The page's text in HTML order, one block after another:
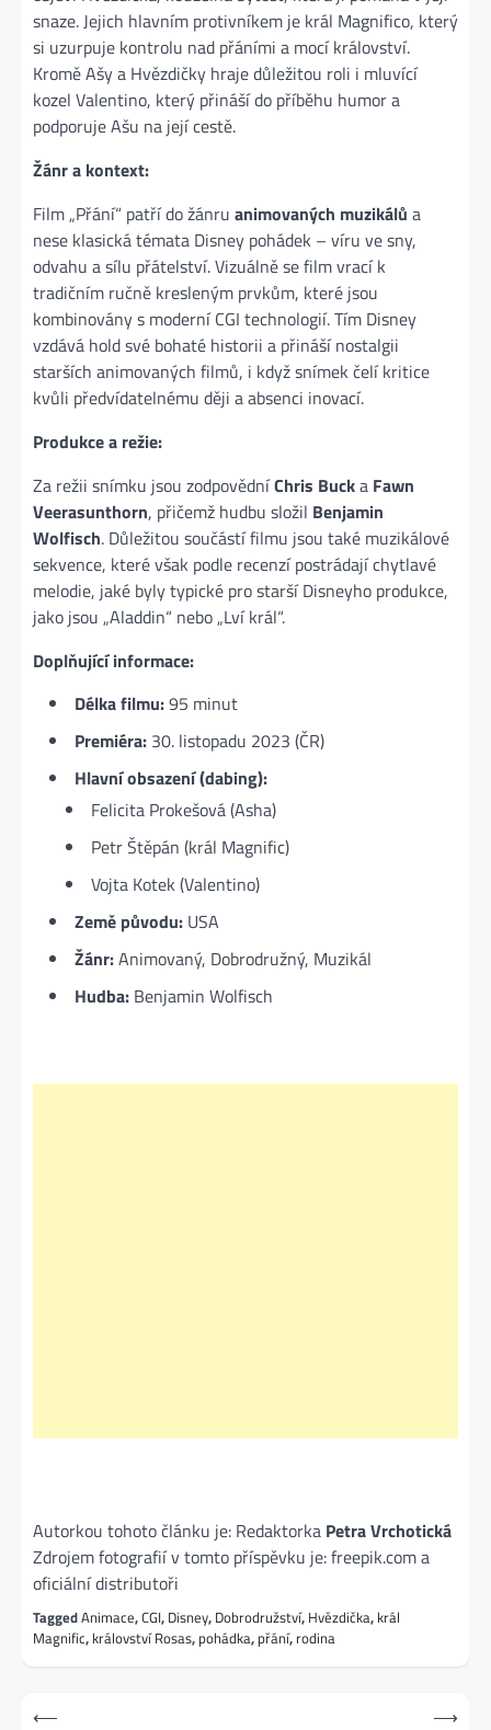
snaze. Jejich hlavním protivníkem je král Magnifico, který
si uzurpuje kontrolu nad přáními a mocí království.
Kromě Ašy a Hvězdičky hraje důležitou roli i mluvící
kozel Valentino, který přináší do příběhu humor a
podporuje Ašu na její cestě​.
Žánr a kontext:
Film „Přání“ patří do žánru animovaných muzikálů a
nese klasická témata Disney pohádek – víru ve sny,
odvahu a sílu přátelství. Vizuálně se film vrací k
tradičním ručně kresleným prvkům, které jsou
kombinovány s moderní CGI technologií. Tím Disney
vzdává hold své bohaté historii a přináší nostalgii
starších animovaných filmů, i když snímek čelí kritice
kvůli předvídatelnému ději a absenci inovací​.
Produkce a režie:
Za režii snímku jsou zodpovědníChris Bucka Fawn
Veerasunthorn, přičemž hudbu složil Benjamin
Wolfisch. Důležitou součástí filmu jsou také muzikálové
sekvence, které však podle recenzí postrádají chytlavé
melodie, jaké byly typické pro starší Disneyho produkce,
jako jsou „Aladdin“ nebo „Lví král“​.
Doplňující informace:
Délka filmu:95 minut
Premiéra: 30. listopadu 2023 (ČR)
Hlavní obsazení (dabing):
Felicita Prokešová (Asha)
Petr Štěpán (král Magnific)
Vojta Kotek (Valentino)
Země původu: USA
Žánr:Animovaný, Dobrodružný, Muzikál
Hudba: Benjamin Wolfisch
Autorkou tohoto článku je: Redaktorka Petra Vrchotická
Zdrojem fotografií v tomto příspěvku je: freepik.com a
oficiální distributoři
TaggedAnimace,CGI, Disney, Dobrodružství, Hvězdička, král
Magnific, království Rosas, pohádka, přání, rodina
Navigace
⟵ ⟶